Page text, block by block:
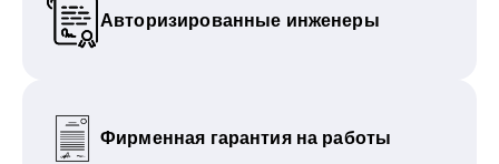
Авторизированные инженеры
Фирменная гарантия на работы